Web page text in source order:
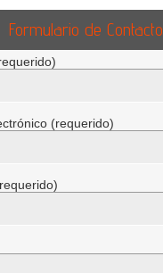
Formulario de Contacto
(requerido)